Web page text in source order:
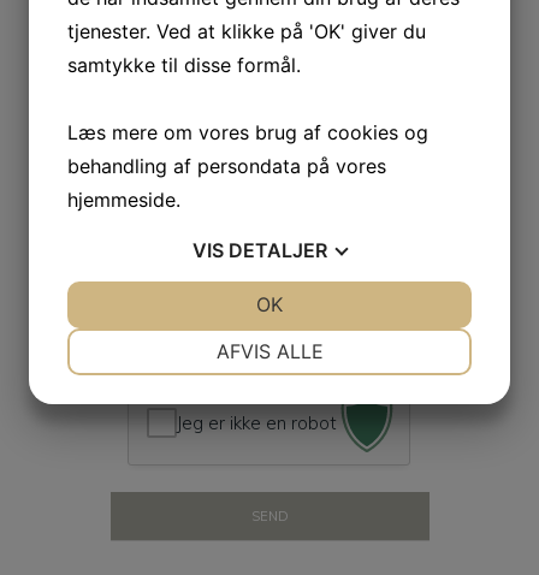
Din
besked
(valgfri)
Jeg er ikke en robot
tjenester. Ved at klikke på 'OK' giver du
samtykke til disse formål.
Læs mere om vores brug af cookies og
behandling af persondata på vores
hjemmeside.
VIS DETALJER
PRÆFERENCER
MARKETING STATISTIK
AFVIS ALLE
OK